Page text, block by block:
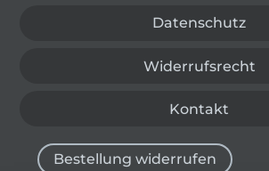
Datenschutz
Widerrufsrecht
Kontakt
Bestellung widerrufen